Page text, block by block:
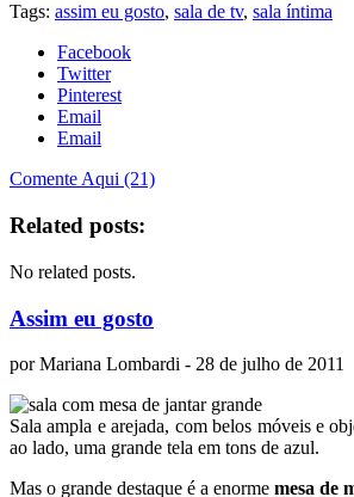
Tags: assim eu gosto, sala de tv, sala íntima
Facebook
Twitter
Pinterest
Email
Email
Comente Aqui (21)
Related posts:
No related posts.
Assim eu gosto
porMariana Lombardi - 28 de julho de 2011
Sala ampla e arejada, com belos móveis e
ao lado, uma grande tela em tons de azul.
Mas o grande destaque é a enorme mesa de